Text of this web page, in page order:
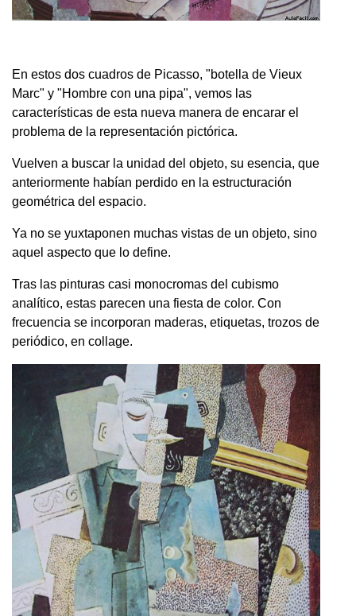
En estos dos cuadros de Picasso, "botella de Vieux
Marc" y "Hombre con una pipa", vemos las
características de esta nueva manera de encarar el
problema de la representación pictórica.
Vuelven a buscar la unidad del objeto, su esencia, que
anteriormente habían perdido en la estructuración
geométrica del espacio.
Ya no se yuxtaponen muchas vistas de un objeto, sino
aquel aspecto que lo define.
Tras las pinturas casi monocromas del cubismo
analítico, estas parecen una fiesta de color. Con
frecuencia se incorporan maderas, etiquetas, trozos de
periódico, en collage.